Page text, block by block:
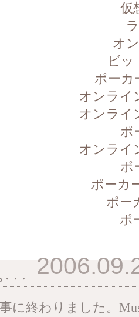
仮
オ
ビ
ポーカ
オンライ
オンライ
ポ
オンライ
ポ
ポーカ
ポー
ポ
・・・
に終わりました。